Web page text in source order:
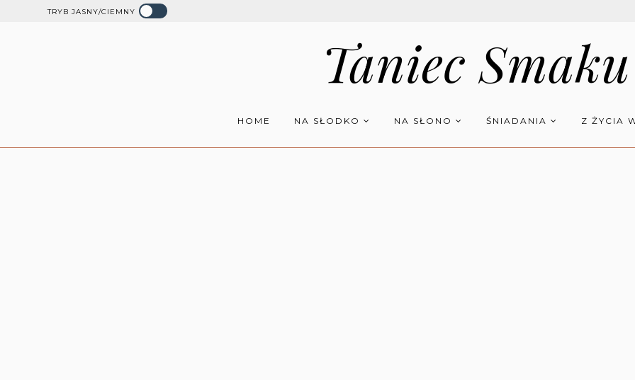
TRYB JASNY/CIEMNY
Taniec Smaku
HOME NA SŁODKO NA SŁONO ŚNIADANIA Z ŻYCIA